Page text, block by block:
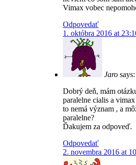
Vimax vobec
Odpovedať
1. októbra 2016 at
Jaro says:
Dobrý deň, mám
paralelne cialis a
to nemá význam , a
paralelne?
Ďakujem za odpoveď.
Odpovedať
2. novembra 2016 at